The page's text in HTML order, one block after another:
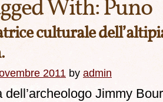
With:Puno
culturale
2011 by admin
dell’archeologo Jimmy